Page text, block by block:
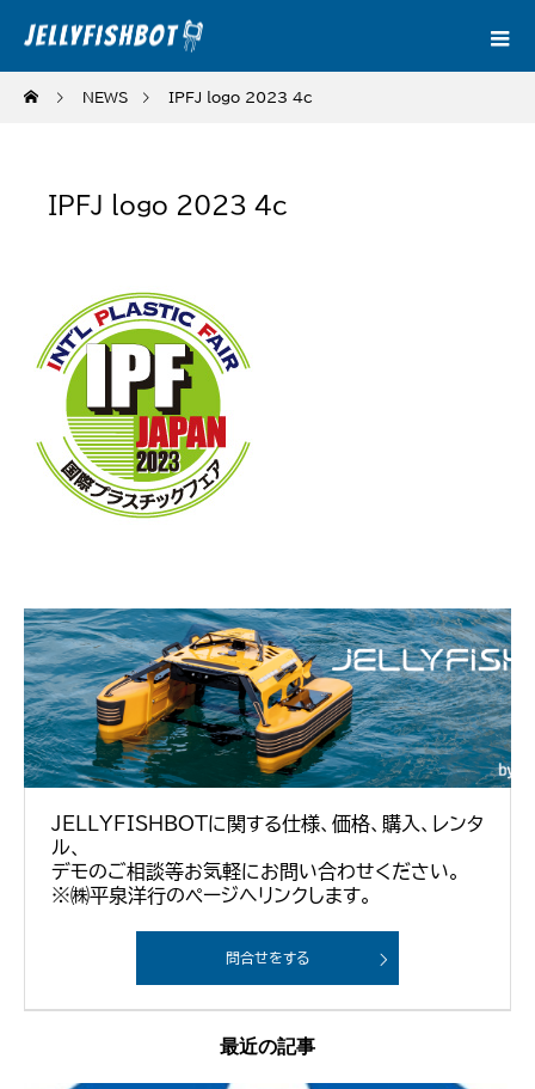
NEWS IPFJ_logo_2023_4c
IPFJ_logo_2023_4c
JELLYFISHBOTに関する仕様、価格、購入、レンタ
ル、
デモのご相談等お気軽にお問い合わせください。
※㈱平泉洋行のページへリンクします。
問合せをする
最近の記事